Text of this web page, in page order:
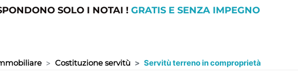
SOLO I NOTAI ! GRATIS E SENZA IMPEGNO
Costituzione servitù Servitù terreno in comproprietà